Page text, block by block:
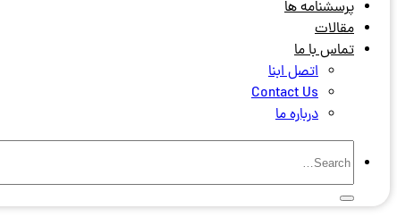
پرسشنامه ها
مقالات
تماس با ما
اتصل ابنا
Contact Us
درباره ما